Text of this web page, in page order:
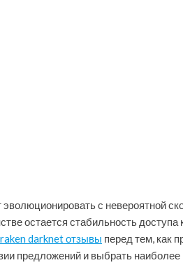
с невероятной
остается стабильность
darknet отзывы перед тем, как
предложений и выбрать